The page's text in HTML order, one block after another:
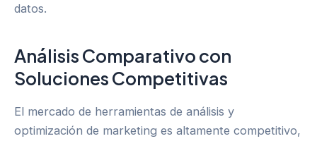
datos.
Análisis Comparativo con
Soluciones Competitivas
El mercado de herramientas de análisis y
optimización de marketing es altamente competitivo,